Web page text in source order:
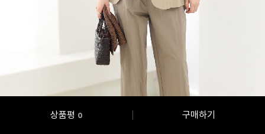
상품평 0 구매하기